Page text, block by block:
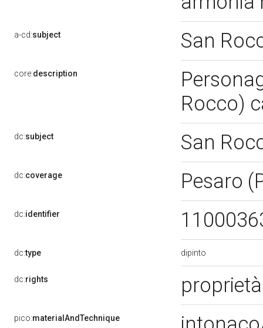
a-cd:subject San
core:description
Rocco)
dc:subject San
dc:coverage Pesaro
dc:identifier
dc:type dipinto
dc:rights
pico:materialAndTechnique